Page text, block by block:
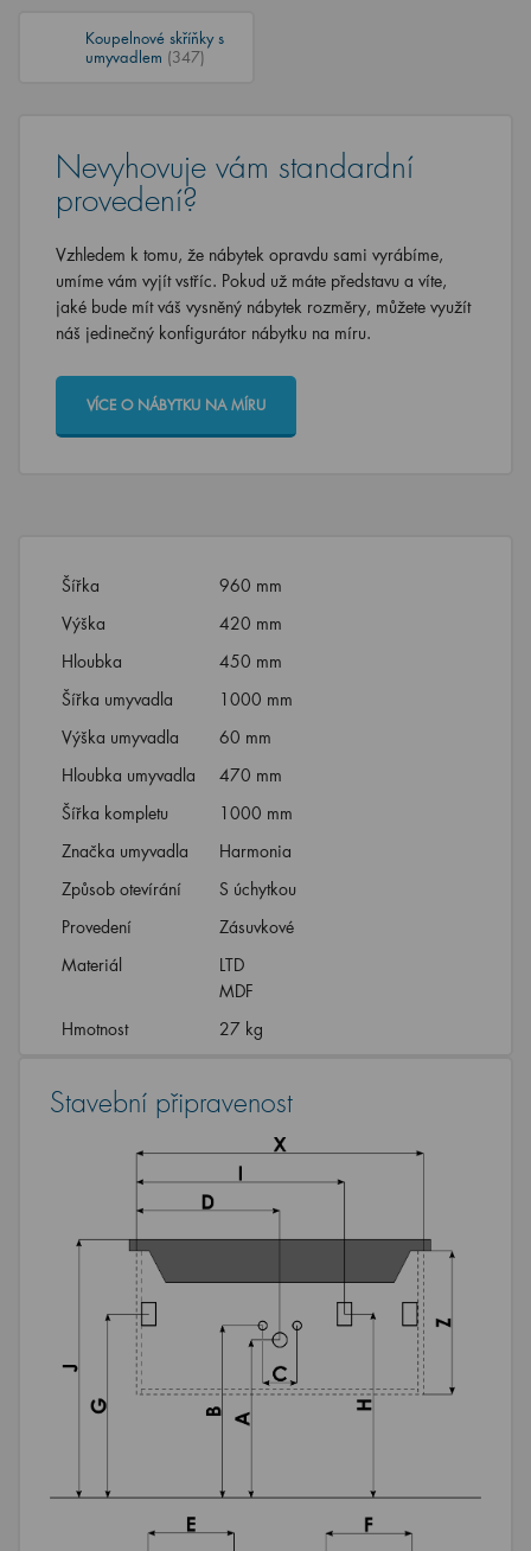
Koupelnové skříňky s
umyvadlem (347)
Nevyhovuje vám standardní
provedení?
Vzhledem k tomu, že nábytek opravdu sami vyrábíme,
umíme vám vyjít vstříc. Pokud už máte představu a víte,
jaké bude mít váš vysněný nábytek rozměry, můžete využít
náš jedinečný konfigurátor nábytku na míru.
VÍCE O NÁBYTKU NA MÍRU
Šířka
960 mm
Výška
420 mm
Hloubka
450 mm
Šířka umyvadla
1000 mm
Výška umyvadla
60 mm
Hloubka umyvadla
470 mm
Šířka kompletu
1000 mm
Značka umyvadla
Harmonia
Způsob otevírání
S úchytkou
Provedení
Zásuvkové
Materiál
LTD
MDF
Hmotnost
27 kg
Stavební připravenost